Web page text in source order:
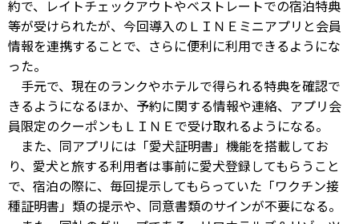
約で、レイトチェックアウトやベストレートでの宿泊特典
等が受けられたが、今回導入のＬＩＮＥミニアプリと会員
情報を連携することで、さらに便利に利用できるようにな
った。
手元で、現在のランクやホテルで得られる特典を確認で
きるようになるほか、予約に関する情報や連絡、アプリ会
員限定のクーポンもＬＩＮＥで受け取れるようになる。
また、同アプリには「愛犬証明書」機能を搭載してお
り、愛犬と旅する利用者は事前に愛犬登録してもらうこと
で、宿泊の際に、毎回提示してもらっていた「ワクチン接
種証明書」類の提示や、同意書類のサインが不要になる。